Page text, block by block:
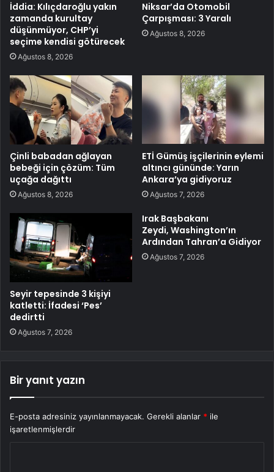
İddia: Kılıçdaroğlu yakın
zamanda kurultay
düşünmüyor, CHP’yi
seçime kendisi götürecek
Ağustos 8, 2026
Niksar’da Otomobil
Çarpışması: 3 Yaralı
Ağustos 8, 2026
Çinli babadan ağlayan
bebeği için çözüm: Tüm
uçağa dağıttı
Ağustos 8, 2026
ETİ Gümüş işçilerinin eylemi
altıncı gününde: Yarın
Ankara’ya gidiyoruz
Ağustos 7, 2026
Seyir tepesinde 3 kişiyi
katletti: İfadesi ‘Pes’
dedirtti
Ağustos 7, 2026
Irak Başbakanı
Zeydi, Washington’ın
Ardından Tahran’a Gidiyor
Ağustos 7, 2026
Bir yanıt yazın
E-posta adresiniz yayınlanmayacak. Gerekli alanlar * ile
işaretlenmişlerdir